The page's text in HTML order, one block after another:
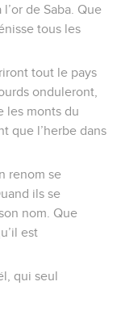
de Saba. Que
tous les
tout le pays
onduleront,
les monts du
que l’herbe dans
renom se
ils se
nom. Que
est
qui seul